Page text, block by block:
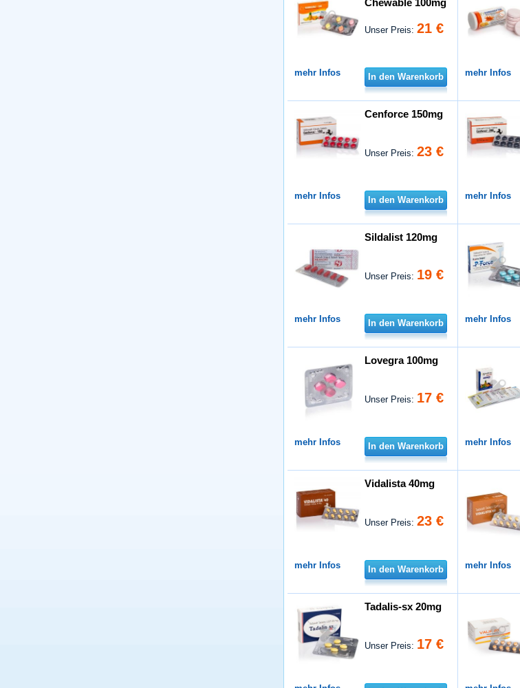
Unser Preis:21 €
mehr Infos In den Warenkorb mehr Infos
Cenforce 150mg
Unser Preis:23 €
mehr Infos In den Warenkorb mehr Infos
Sildalist 120mg
Unser Preis: 19 €
mehr Infos In den Warenkorb mehr Infos
Lovegra 100mg
Unser Preis: 17 €
mehr Infos In den Warenkorb mehr Infos
Vidalista 40mg
Unser Preis:23 €
mehr Infos In den Warenkorb mehr Infos
Tadalis-sx 20mg
Unser Preis: 17 €